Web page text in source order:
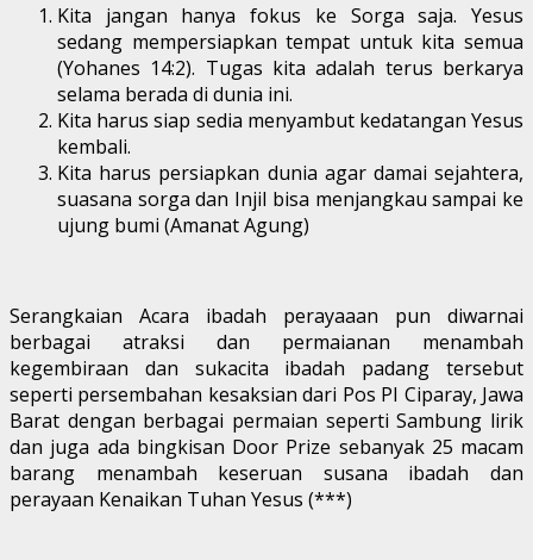
Kita jangan hanya fokus ke Sorga saja. Yesus
sedang mempersiapkan tempat untuk kita semua
(Yohanes 14:2). Tugas kita adalah terus berkarya
selama berada di dunia ini.
Kita harus siap sedia menyambut kedatangan Yesus
kembali.
Kita harus persiapkan dunia agar damai sejahtera,
suasana sorga dan Injil bisa menjangkau sampai ke
ujung bumi (Amanat Agung)
Serangkaian Acara ibadah perayaaan pun diwarnai
berbagai atraksi dan permaianan menambah
kegembiraan dan sukacita ibadah padang tersebut
seperti persembahan kesaksian dari Pos PI Ciparay, Jawa
Barat dengan berbagai permaian seperti Sambung lirik
dan juga ada bingkisan Door Prize sebanyak 25 macam
barang menambah keseruan susana ibadah dan
perayaan Kenaikan Tuhan Yesus (***)